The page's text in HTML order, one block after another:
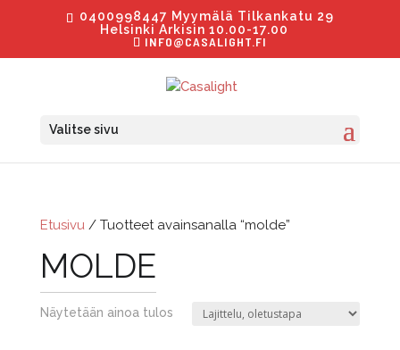
0400998447 Myymälä Tilkankatu 29
Helsinki Arkisin 10.00-17.00
INFO@CASALIGHT.FI
Valitse sivu
Etusivu/ Tuotteet avainsanalla “molde”
MOLDE
Näytetään ainoa tulos